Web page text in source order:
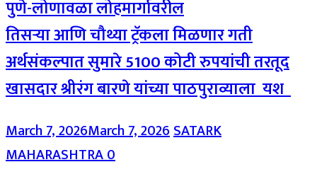
पुणे-लोणावळा लोहमार्गावरील
तिसऱ्या आणि चौथ्या ट्रॅकला मिळणार गती
अर्थसंकल्पात सुमारे 5100 कोटी रुपयांची तरतूद
खासदार श्रीरंग बारणे यांच्या पाठपुराव्याला यश
March 7, 2026March 7, 2026SATARK
MAHARASHTRA0